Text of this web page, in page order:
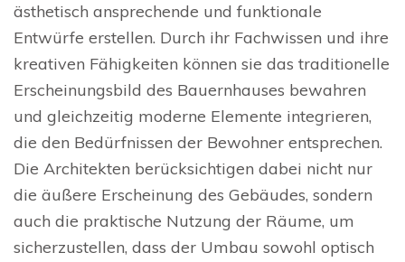
ästhetisch ansprechende und funktionale
Entwürfe erstellen. Durch ihr Fachwissen und ihre
kreativen Fähigkeiten können sie das traditionelle
Erscheinungsbild des Bauernhauses bewahren
und gleichzeitig moderne Elemente integrieren,
die den Bedürfnissen der Bewohner entsprechen.
Die Architekten berücksichtigen dabei nicht nur
die äußere Erscheinung des Gebäudes, sondern
auch die praktische Nutzung der Räume, um
sicherzustellen, dass der Umbau sowohl optisch